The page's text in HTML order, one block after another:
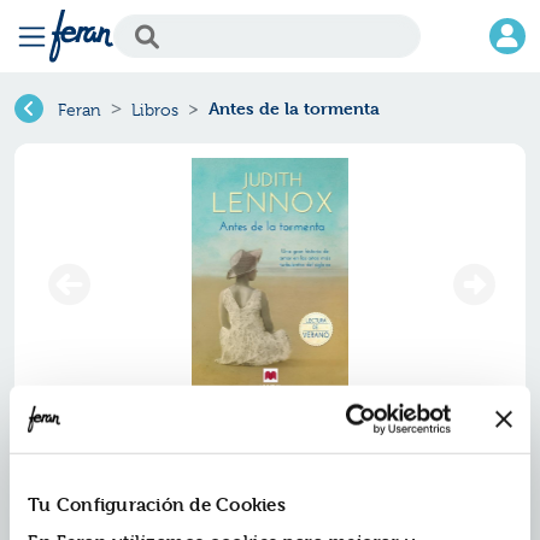
Tu Configuración de Cookies
Feran Libros Antes de la tormenta
Antes de la tormenta
Ref.ZMV-36321